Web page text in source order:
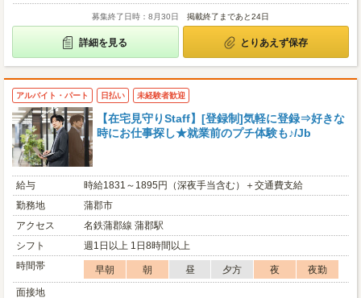
募集終了日時：8月30日 掲載終了まであと24日
詳細を見る とりあえず保存
アルバイト・パート 日払い 未経験者歓迎
【在宅見守りStaff】[登録制]気軽に登録⇒好きな
時にお仕事探し★就業前のプチ体験も♪/Jb
給与
時給1831～1895円（深夜手当含む）＋交通費支給
勤務地
蒲郡市
アクセス
名鉄蒲郡線 蒲郡駅
シフト
週1日以上 1日8時間以上
時間帯
早朝 朝 昼 夕方 夜
夜勤
面接地